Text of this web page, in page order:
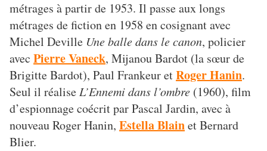
métrages à partir de 1953. Il passe aux longs
métrages de fiction en 1958 en cosignant avec
Michel Deville Une balle dans le canon, policier
avec Pierre Vaneck, Mijanou Bardot (la sœur de
Brigitte Bardot), Paul Frankeur etRoger Hanin.
Seul il réalise L’Ennemi dans l’ombre (1960), film
d’espionnage coécrit par Pascal Jardin, avec à
nouveau Roger Hanin, Estella Blainet Bernard
Blier.